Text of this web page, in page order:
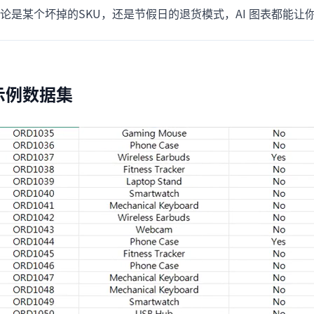
是某个坏掉的SKU，还是节假日的退货模式，AI 图表都能让
例数据集